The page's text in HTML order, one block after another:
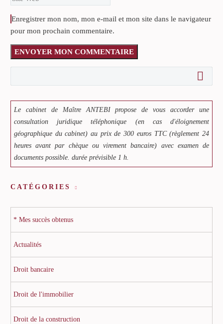
Enregistrer mon nom, mon e-mail et mon site dans le navigateur
pour mon prochain commentaire.
ENVOYER MON COMMENTAIRE
Le cabinet de Maître ANTEBI propose de vous accorder une
consultation juridique téléphonique (en cas d'éloignement
géographique du cabinet) au prix de 300 euros TTC (règlement 24
heures avant par chèque ou virement bancaire) avec examen de
documents possible. durée prévisible 1 h.
CATÉGORIES
* Mes succès obtenus
Actualités
Droit bancaire
Droit de l'immobilier
Droit de la construction